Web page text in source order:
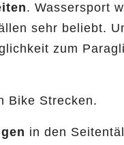
. Wassersport
sehr beliebt.
zum
Bike Strecken.
in den